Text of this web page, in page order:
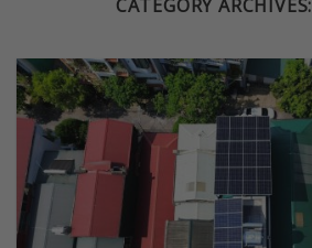
CATEGORY ARCHIVES: